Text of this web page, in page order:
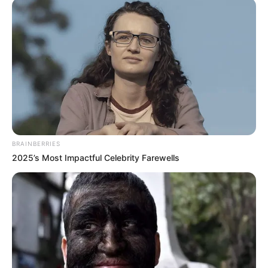
Motivação e otimismo fizeram parte da abertura do II
Seminário Estadual da FEDAACSE. —Foto/Reprodução
Com o fortalecimento da bases, por meio de estratégias assertivas,
focadas no acesso as novas conquistas, no caso, estabelecidas por
meio da Emenda Constitucional 120/2022, presenciamos uma
mudança histórica para todos os ACS/ACE do país.
Na abertura do II Seminário Estadual da FEDAACSE,
BRAINBERRIES
2025’s Most Impactful Celebrity Farewells